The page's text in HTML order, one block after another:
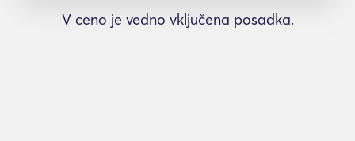
V ceno je vedno vključena posadka.